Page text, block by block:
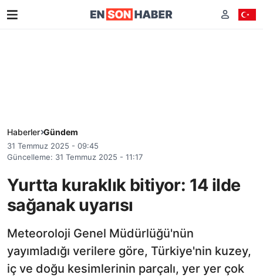
Haberler Gündem
31 Temmuz 2025 - 09:45
Güncelleme: 31 Temmuz 2025 - 11:17
Yurtta kuraklık bitiyor: 14 ilde
sağanak uyarısı
Meteoroloji Genel Müdürlüğü'nün
yayımladığı verilere göre, Türkiye'nin kuzey,
iç ve doğu kesimlerinin parçalı, yer yer çok